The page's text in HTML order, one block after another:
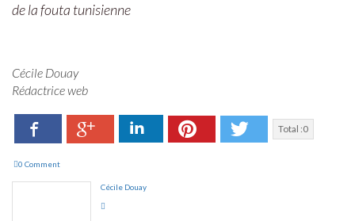
de la fouta tunisienne
Cécile Douay
Rédactrice web
Facebook Google+ LinkedIn Pinterest Twitter
Total :0
0 Comment
Cécile Douay